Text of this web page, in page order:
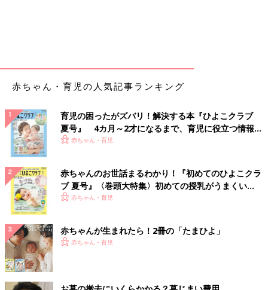
赤ちゃん・育児の人気記事ランキング
育児の困ったがズバリ！解決する本『ひよこクラブ
夏号』 4カ月～2才になるまで、育児に役立つ情報が
いっぱい！
赤ちゃん・育児
赤ちゃんのお世話まるわかり！『初めてのひよこクラ
ブ 夏号』〈巻頭大特集〉初めての授乳がうまくい
く！ おっぱい・ミルクの基本と夏のトラブル 解決テ
赤ちゃん・育児
赤ちゃんが生まれたら！2冊の「たまひよ」
赤ちゃん・育児